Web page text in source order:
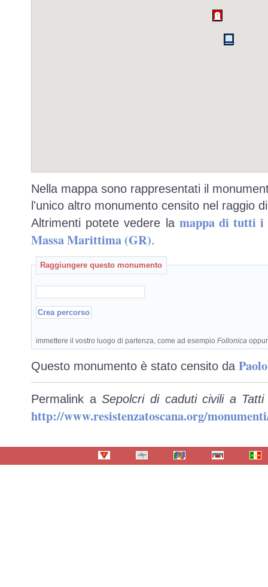
Nella mappa sono rappresentati il
l'unico altro monumento censito nel raggio
Altrimenti potete vedere la mappa di tutti i
Massa Marittima (GR).
Raggiungere questo monumento
immettere il vostro luogo di partenza, come ad esempio Follonica
Questo monumento è stato censito da
Permalink aSepolcri di caduti civili a
http://www.resistenzatoscana.org/